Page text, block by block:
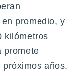
promedio, y
kilómetros
promete
años.